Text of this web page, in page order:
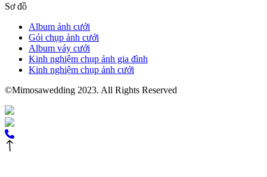
Sơ đồ
Album ảnh cưới
Gói chụp ảnh cưới
Album váy cưới
Kinh nghiệm chụp ảnh gia đình
Kinh nghiệm chụp ảnh cưới
©Mimosawedding 2023. All Rights Reserved